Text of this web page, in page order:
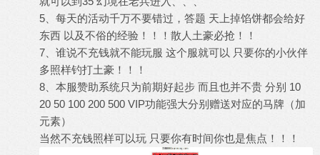
5、每天的活动千万不要错过，答题 天上掉馅饼都会给好
东西 以及不俗的经验！！！散人土豪必抢！！
7、谁说不充钱就不能玩服 这个服就可以 只要你的小伙伴
多照样钓打土豪！！！
8、本服赞助系统只为前期好起步 而且也并不贵 分别 10
20 50 100 200 500 VIP功能强大分别赠送对应的马牌（加
元素）
当然不充钱照样可以玩 只要你有时间你也是焦点！！！